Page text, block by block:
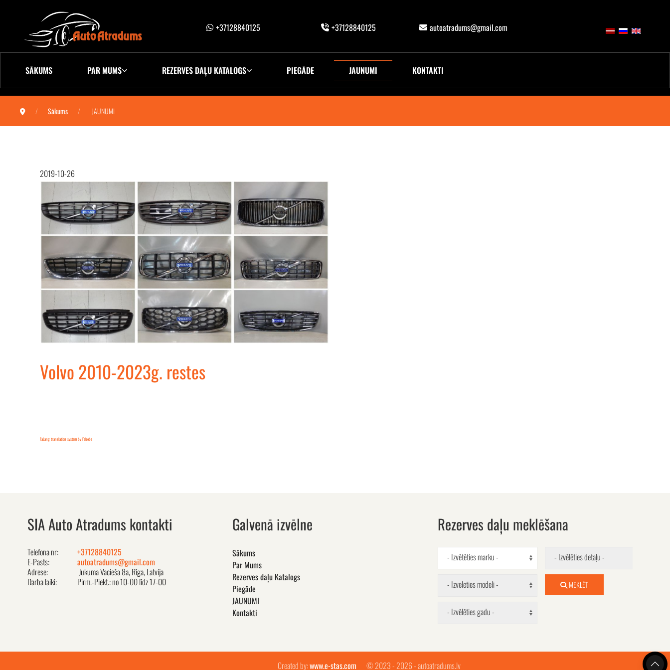
+37128840125 +37128840125 autoatradums@gmail.com
SĀKUMS PAR MUMS REZERVES DAĻU KATALOGS PIEGĀDE JAUNUMI KONTAKTI
Sākums JAUNUMI
2019-10-26
Volvo 2010-2023g. restes
FaLang translation system by Faboba
SIA Auto Atradums kontakti
Telefona nr:
+37128840125
E-Pasts:
autoatradums@gmail.com
Adrese:
Jukuma Vacieša 8a, Rīga, Latvija
Darba laiki:
Pirm.-Piekt.: no 10-00 līdz 17-00
Galvenā izvēlne
Sākums
Par Mums
Rezerves daļu Katalogs
Piegāde
JAUNUMI
Kontakti
Rezerves daļu meklēšana
- Izvētēties marku -
- Izvēlēties modeli -
- Izvēlēties gadu -
- Izvēlēties detaļu -
MEKLĒT
Created by:www.e-stas.com © 2023 - 2026 - autoatradums.lv